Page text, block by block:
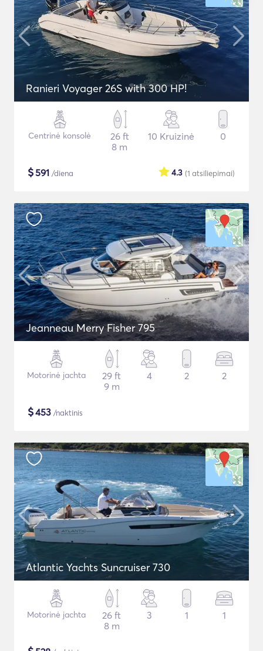
Ranieri Voyager 26S with 300 HP!
Centrinė konsolė
26 ft
8 m
10 Kruizinė 0
$591 /diena (1 atsiliepimai)
4.3
Jeanneau Merry Fisher 795
Motorinė jachta
29 ft
9 m
4 2 2
$453 /naktinis
Atlantic Yachts Suncruiser 730
Motorinė jachta
26 ft
8 m
3 1 1